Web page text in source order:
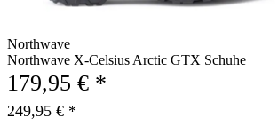
Northwave
Northwave X-Celsius Arctic GTX Schuhe
179,95 € *
249,95 € *